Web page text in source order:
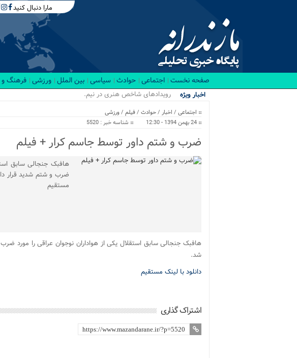
مارا دنبال کنید
صفحه نخست اجتماعی حوادث سیاسی بین الملل ورزشی فرهنگ و
اخبار ویژه رویدادهای شاخص هنری در نیمه نخست ۱.
اجتماعی / اخبار /حوادث /فیلم /ورزشی
24 بهمن 1394 - 12:30
شناسه خبر : 5520
ضرب و شتم داور توسط جاسم کرار + فیلم
هافبک جنجالی سابق
ضرب و شتم شدید قرار
مستقیم
هافبک جنجالی سابق استقلال یکی از هواداران نوجوان عراقی را مورد
شد.
دانلود با لینک مستقیم
اشتراک گذاری